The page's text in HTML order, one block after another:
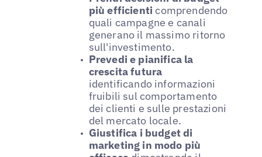
più efficienti comprendendo
quali campagne e canali
generano il massimo ritorno
sull'investimento.
Prevedi e pianifica la
crescita futura
identificando informazioni
fruibili sul comportamento
dei clienti e sulle prestazioni
del mercato locale.
Giustifica i budget di
marketing in modo più